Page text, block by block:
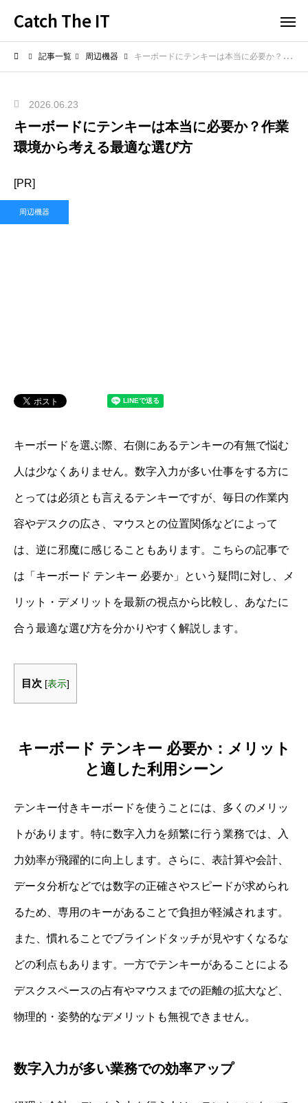
Catch The IT
記事一覧 周辺機器 キーボードにテンキーは本当に必要か？作業環境から考える最適な選び方
2026.06.23
キーボードにテンキーは本当に必要か？作業
環境から考える最適な選び方
[PR]
周辺機器
キーボードを選ぶ際、右側にあるテンキーの有無で悩む
人は少なくありません。数字入力が多い仕事をする方に
とっては必須とも言えるテンキーですが、毎日の作業内
容やデスクの広さ、マウスとの位置関係などによって
は、逆に邪魔に感じることもあります。こちらの記事で
は「キーボード テンキー 必要か」という疑問に対し、メ
リット・デメリットを最新の視点から比較し、あなたに
合う最適な選び方を分かりやすく解説します。
目次 [表示]
キーボード テンキー 必要か：メリット
と適した利用シーン
テンキー付きキーボードを使うことには、多くのメリッ
トがあります。特に数字入力を頻繁に行う業務では、入
力効率が飛躍的に向上します。さらに、表計算や会計、
データ分析などでは数字の正確さやスピードが求められ
るため、専用のキーがあることで負担が軽減されます。
また、慣れることでブラインドタッチが見やすくなるな
どの利点もあります。一方でテンキーがあることによる
デスクスペースの占有やマウスまでの距離の拡大など、
物理的・姿勢的なデメリットも無視できません。
数字入力が多い業務での効率アップ